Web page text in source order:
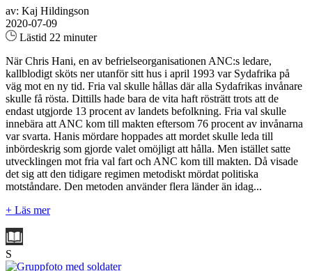
av: Kaj Hildingson
2020-07-09
Lästid 22 minuter
När Chris Hani, en av befrielseorganisationen ANC:s ledare,
kallblodigt sköts ner utanför sitt hus i april 1993 var Sydafrika på
väg mot en ny tid. Fria val skulle hållas där alla Sydafrikas invånare
skulle få rösta. Dittills hade bara de vita haft rösträtt trots att de
endast utgjorde 13 procent av landets befolkning. Fria val skulle
innebära att ANC kom till makten eftersom 76 procent av invånarna
var svarta. Hanis mördare hoppades att mordet skulle leda till
inbördeskrig som gjorde valet omöjligt att hålla. Men istället satte
utvecklingen mot fria val fart och ANC kom till makten. Då visade
det sig att den tidigare regimen metodiskt mördat politiska
motståndare. Den metoden använder flera länder än idag...
+ Läs mer
S